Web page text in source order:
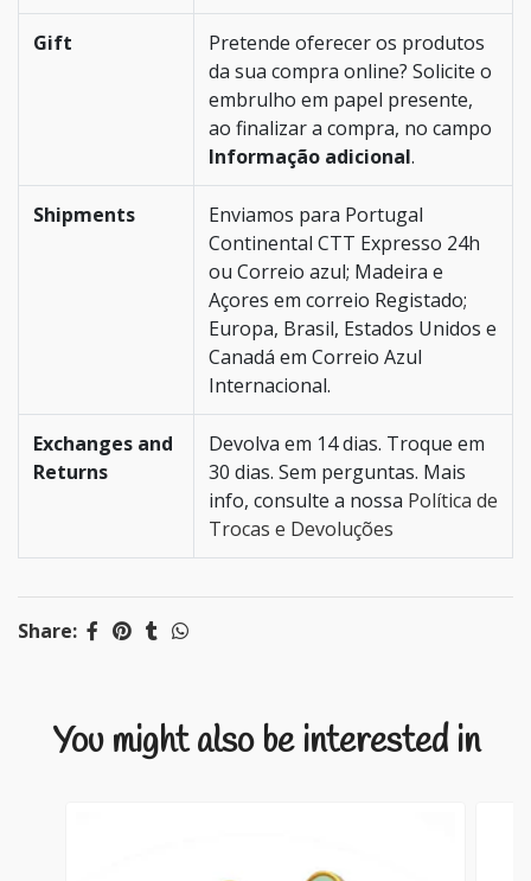
Gift
Pretende oferecer os produtos
da sua compra online? Solicite o
embrulho em papel presente,
ao finalizar a compra, no campo
Informação adicional.
Shipments
Enviamos para Portugal
Continental CTT Expresso 24h
ou Correio azul; Madeira e
Açores em correio Registado;
Europa, Brasil, Estados Unidos e
Canadá em Correio Azul
Internacional.
Exchanges and
Returns
Devolva em 14 dias. Troque em
30 dias. Sem perguntas. Mais
info, consulte a nossa Política de
Trocas e Devoluções
Share:
You might also be interested in